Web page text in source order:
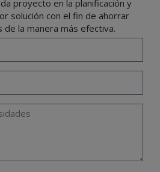
proyecto en la planificación y
solución con el fin de ahorrar
la manera más efectiva.